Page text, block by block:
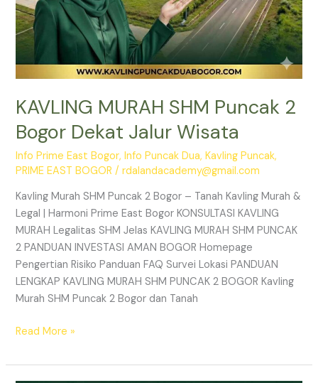
KAVLING MURAH SHM Puncak 2
Bogor Dekat Jalur Wisata
Info Prime East Bogor,Info Puncak Dua,Kavling Puncak,
PRIME EAST BOGOR /rdalandacademy@gmail.com
Kavling Murah SHM Puncak 2 Bogor – Tanah Kavling Murah &
Legal | Harmoni Prime East Bogor KONSULTASI KAVLING
MURAH Legalitas SHM Jelas KAVLING MURAH SHM PUNCAK
2 PANDUAN INVESTASI AMAN BOGOR Homepage
Pengertian Risiko Panduan FAQ Survei Lokasi PANDUAN
LENGKAP KAVLING MURAH SHM PUNCAK 2 BOGOR Kavling
Murah SHM Puncak 2 Bogor dan Tanah
Read More »